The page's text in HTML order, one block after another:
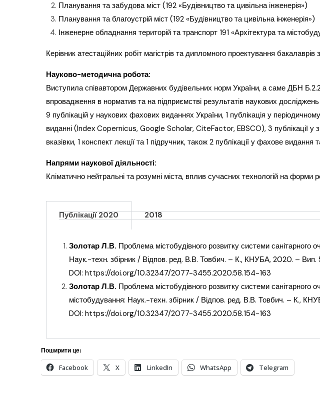
Планування та забудова міст (192 «Будівництво та цивільна інженерія»)
Планування та благоустрій міст (192 «Будівництво та цивільна інженерія»)
Інженерне обладнання територій та транспорт 191 «Архітектура та
Керівник атестаційних робіт магістрів та дипломного проектування бакалаврів
Науково-методична робота:
Виступила співавтором Державних будівельних норм України, а саме ДБН
впровадження в норматив та на підприємстві результатів наукових досліджень
9 публікацій у наукових фахових виданнях України, 1 публікація у
виданні (Index Copernicus, Google Scholar, CiteFactor, EBSCO), 3 публікації у
вказівки, 1 конспект лекції та 1 підручник, також 2 публікації у фахове видання
Напрями наукової діяльності:
Кліматично нейтральні та розумні міста, вплив сучасних технологій на форми
Публікації 2020 2018
Золотар Л.В. Проблема містобудівного розвитку системи санітарного
Наук.-техн. збірник / Відпов. ред. В.В. Товбич. – К., КНУБА, 2020. – Вип.
DOI: https://doi.org/10.32347/2077-3455.2020.58.154-163
Золотар Л.В. Проблема містобудівного розвитку системи санітарного
містобудування: Наук.-техн. збірник / Відпов. ред. В.В. Товбич. – К.,
DOI: https://doi.org/10.32347/2077-3455.2020.58.154-163
Поширити це:
Facebook X LinkedIn WhatsApp Telegram